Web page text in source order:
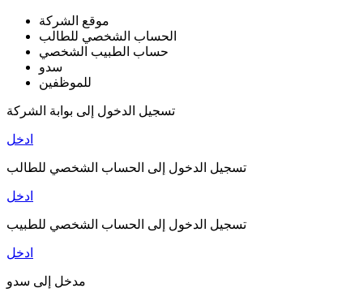
موقع الشركة
الحساب الشخصي للطالب
حساب الطبيب الشخصي
سدو
للموظفين
تسجيل الدخول إلى بوابة الشركة
ادخل
تسجيل الدخول إلى الحساب الشخصي للطالب
ادخل
تسجيل الدخول إلى الحساب الشخصي للطبيب
ادخل
مدخل إلى سدو